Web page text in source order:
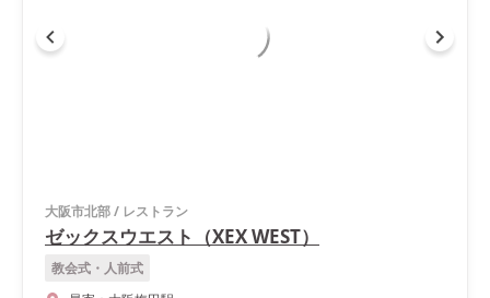
大阪市北部/ レストラン
ゼックスウエスト（XEX WEST）
教会式・人前式